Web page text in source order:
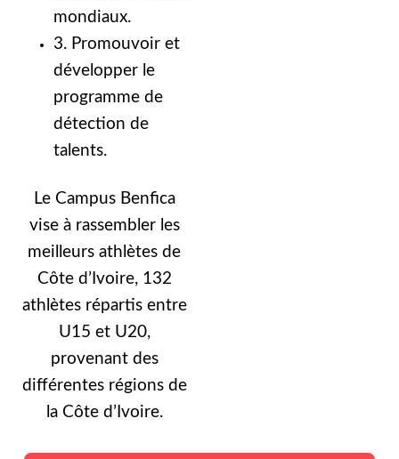
mondiaux.
3. Promouvoir et
développer le
programme de
détection de
talents.
Le Campus Benfica
vise à rassembler les
meilleurs athlètes de
Côte d’Ivoire, 132
athlètes répartis entre
U15 et U20,
provenant des
différentes régions de
la Côte d’Ivoire.